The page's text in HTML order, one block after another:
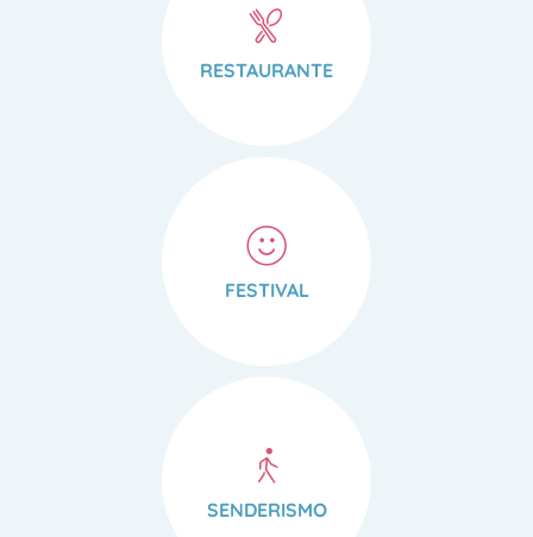
RESTAURANTE
FESTIVAL
SENDERISMO